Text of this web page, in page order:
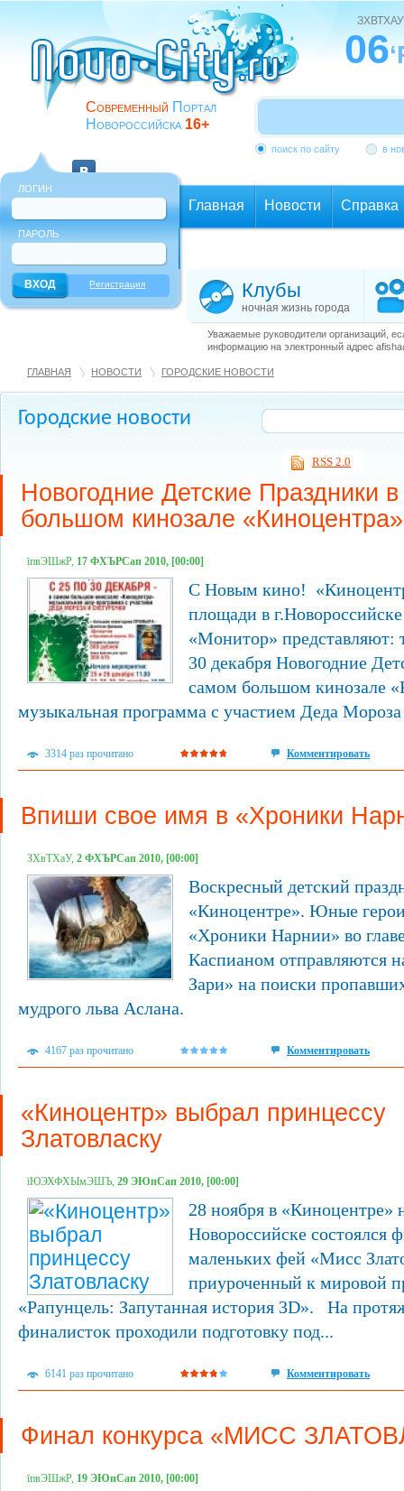
Современный Портал
Новороссийска 16+
ЗХВТХАУ
06
поиск по сайту в
ЛОГИН
ПАРОЛЬ
Регистрация
Главная Новости Справка
Клубы
ночная жизнь города
Уважаемые руководители организаций,
информацию на электронный адрес
ГЛАВНАЯ НОВОСТИ ГОРОДСКИЕ НОВОСТИ
Городские новости
RSS 2.0
Новогодние Детские Праздники
большом кинозале «Киноцентра»
їпвЭШжР, 17 ФХЪРСап 2010, [00:00]
С Новым кино!
площади в
«Монитор» представляют:
30 декабря Новогодние
самом большом кинозале
музыкальная программа с участием Деда
3314 раз прочитано Комментировать
Впиши свое имя в «Хроники
ЗХвТХаУ, 2 ФХЪРСап 2010, [00:00]
Воскресный детский
«Киноцентре». Юные
«Хроники Нарнии» во
Каспианом отправляются
Зари» на поиски
мудрого льва Аслана.
4167 раз прочитано Комментировать
«Киноцентр» выбрал принцессу
Златовласку
їЮЭХФХЫмЭШЪ, 29 ЭЮпСап 2010, [00:00]
28 ноября в
Новороссийске состоялся
маленьких фей «Мисс
приуроченный к мировой
«Рапунцель: Запутанная история 3D». На
финалисток проходили подготовку под...
6141 раз прочитано Комментировать
Финал конкурса «МИСС
їпвЭШжР, 19 ЭЮпСап 2010, [00:00]